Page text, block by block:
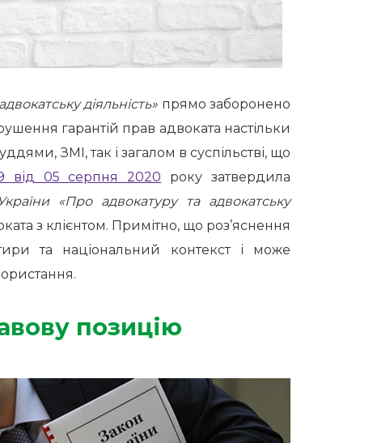
діяльність» прямо заборонено
гарантій прав адвоката настільки
ЗМІ, так і загалом в суспільстві, що
05 серпня 2020 року затвердила
«Про адвокатуру та адвокатську
з клієнтом. Примітно, що роз’яснення
та національний контекст і може
позицію